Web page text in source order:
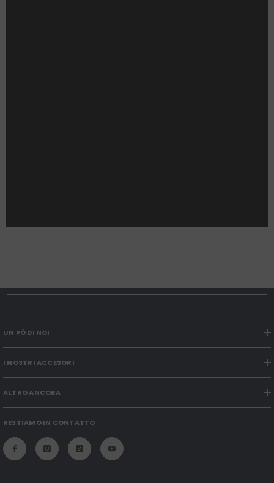
UN PÒ DI NOI
I NOSTRI ACCESORI
ALTRO ANCORA
RESTIAMO IN CONTATTO